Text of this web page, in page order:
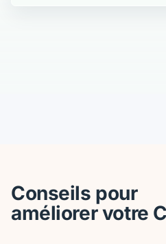
Conseils pour
améliorer votre